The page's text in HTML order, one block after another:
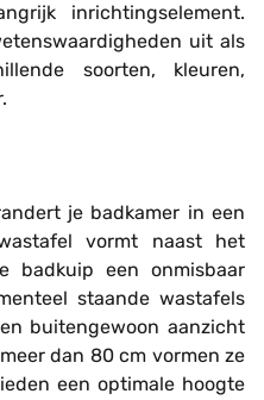
inrichtingselement.
uit als
soorten, kleuren,
je badkamer in een
vormt naast het
badkuip een onmisbaar
staande wastafels
buitengewoon aanzicht
dan 80 cm vormen ze
een optimale hoogte